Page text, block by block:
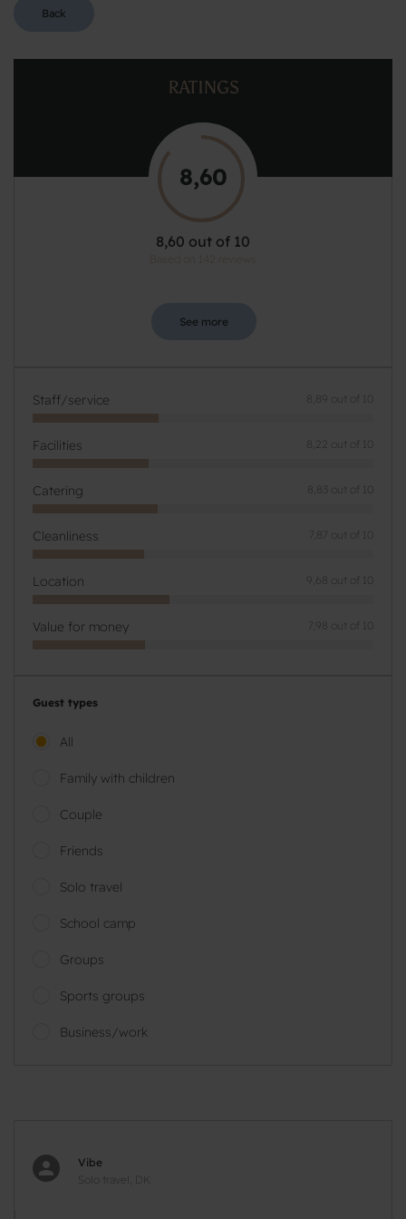
Back
RATINGS
8,60
8,60 out of 10
Based on 142 reviews
See more
Staff/service 8,89 out of 10
Facilities 8,22 out of 10
Catering 8,83 out of 10
Cleanliness 7,87 out of 10
Location 9,68 out of 10
Value for money 7,98 out of 10
Guest types
All
Family with children
Couple
Friends
Solo travel
School camp
Groups
Sports groups
Business/work
Vibe
Solo travel, DK